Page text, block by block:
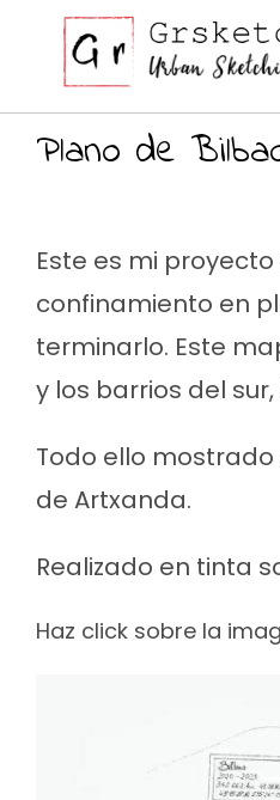
contenido
Plano de
Este es mi
confinamiento en
terminarlo. Este
y los barrios del
Todo ello
de Artxanda.
Realizado en tinta
Haz click sobre la